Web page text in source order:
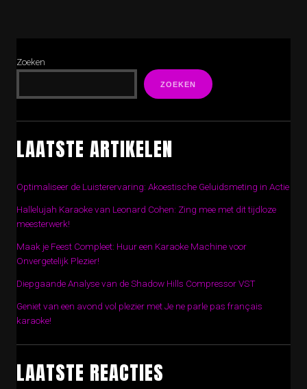
Zoeken
ZOEKEN
LAATSTE ARTIKELEN
Optimaliseer de Luisterervaring: Akoestische Geluidsmeting in Actie
Hallelujah Karaoke van Leonard Cohen: Zing mee met dit tijdloze
meesterwerk!
Maak je Feest Compleet: Huur een Karaoke Machine voor
Onvergetelijk Plezier!
Diepgaande Analyse van de Shadow Hills Compressor VST
Geniet van een avond vol plezier met Je ne parle pas français
karaoke!
LAATSTE REACTIES